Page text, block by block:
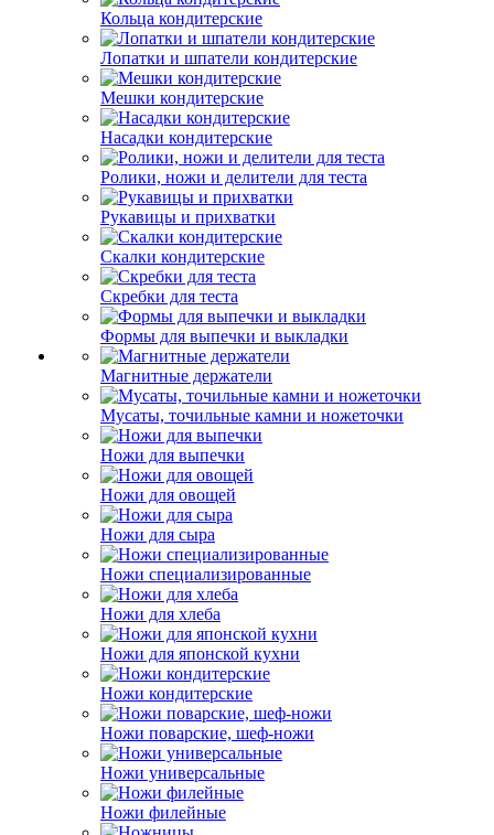
Кольца кондитерские
Лопатки и шпатели кондитерские
Мешки кондитерские
Насадки кондитерские
Ролики, ножи и делители для теста
Рукавицы и прихватки
Скалки кондитерские
Скребки для теста
Формы для выпечки и выкладки
Магнитные держатели
Мусаты, точильные камни и ножеточки
Ножи для выпечки
Ножи для овощей
Ножи для сыра
Ножи специализированные
Ножи для хлеба
Ножи для японской кухни
Ножи кондитерские
Ножи поварские, шеф-ножи
Ножи универсальные
Ножи филейные